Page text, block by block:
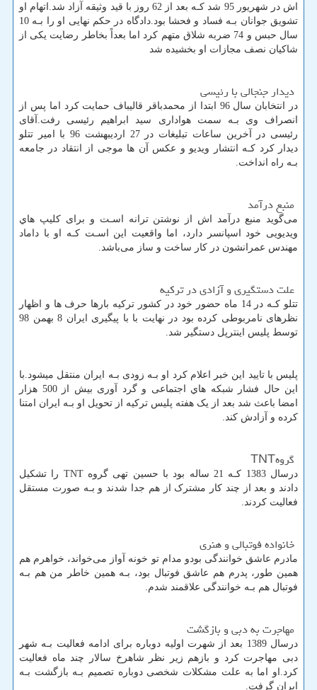
اش در شهریور 95 شد کـه بعد از 62 روز با قید وثیقه آزاد شد.اتهام او
تشویق جوانان بـه فساد و فحشا بود.دادگاه در حکم نهایی او را بـه 10
سال حبس و 74 ضربه شلاق متهم کرد اما بعداً بخاطر رضایت یکی از
شاکیان نصف مجازات او بخشیده شد
دیدار جنجالی با رئیسی
در انتخابان سال 96 ابتدا از محمدباقر قالیباف حمایت کرد اما پس از
انصراف وی بـه سمت هواداری سید ابراهیم رئیسی رفت.آقای
رئیسی در آخرین ساعات تبلیغات در 27 اردیبهشت 96 با امیر تتلو
دیدار کرد کـه انتشار ویدیو و عکس آن ها موجی از انتقاد در جامعه
بـه راه انداخت.
منبع درآمد
می‌گوید منبع درآمد اش از نوشتن ترانه اسـت و برای کلیپ هاي‌
ویدیویی خود اسپانسر دارد، اما واقعیت این اسـت کـه او با داماد
مهندس عمرانشون در کار ساخت و ساز می‌باشد.
علت دستگیری و آزادی در ترکیه
تتلو کـه در 14 ماه حضور خود در کشور ترکیه بارها حرف ها و اظهار
نظرهای نامربوطی کرده بود در نهایت با با پیگیری ایران 8 بهمن 98
توسط پلیس اینترپل دستگیر شد.
پلیس با تایید این خبر اعلام کرد او بـه زودی بـه ایران منتقل میشود.با
این حال فشار شبکه هاي‌ اجتماعی و گرد آوری بیش از 500 هزار
امضا باعث شد بعد از یک هفته پلیس ترکیه از تحویل او بـه ایران امتنا
کرده و آزادش کند.
گروهTNT
درسال 1383 کـه 21 ساله بود با حسین تهی گروه TNT را تشکیل
دادند و بعد از چند کار مشترک از هم جدا شدند و بـه صورت مستقل
فعالیت کردند.
خانواده فوتبالی و هنری
مادرم عاشق خوانندگی بودو مدام تو خونه آواز می‌خواند، خواهرم هم
همین طور، پدرم هم عاشق فوتبال بود، بـه همین خاطر من هم بـه
فوتبال هم بـه خوانندگی علاقمند شدم.
مهاجرت به دبی و بازگشت
درسال 1389 بعد از شهرت اولیه دوباره برای ادامه فعالیت بـه شهر
دبی مهاجرت کرد و بازهم زیر نظر شاهرخ سالار چند ماه فعالیت
کرد.او اما به علت مشکلات شخصی دوباره تصمیم بـه بازگشت بـه
ایران گرفت.